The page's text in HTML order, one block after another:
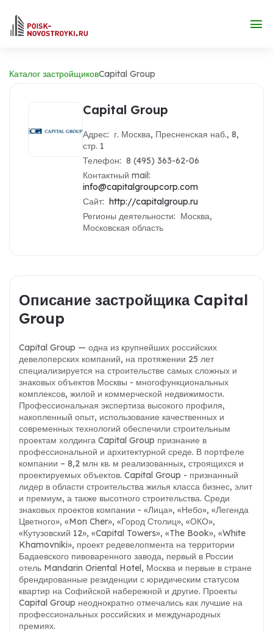
Каталог застройщиковCapital Group
Capital Group
Адрес: г. Москва, Пресненская наб., 8,
стр. 1
Телефон: 8 (495) 363-62-06
Контактный mail:
info@capitalgroupcorp.com
Сайт: http://capitalgroup.ru
Регионы деятельности: Москва,
Московская область
Описание застройщика Capital
Group
Capital Group — одна из крупнейших российских
девелоперских компаний, на протяжении 25 лет
специализируется на строительстве самых сложных и
знаковых объектов Москвы - многофункциональных
комплексов, жилой и коммерческой недвижимости.
Профессиональная экспертиза высокого профиля,
накопленный опыт, использование качественных и
современных технологий обеспечили строительным
проектам холдинга Capital Group признание в
профессиональной и архитектурной среде. В портфеле
компании – 8,2 млн кв. м реализованных, строящихся и
проектируемых объектов. Capital Group - признанный
лидер в области строительства жилья класса бизнес, элит
и премиум, а также высотного строительства. Среди
знаковых проектов компании - «Лица», «Небо», «Легенда
Цветного», «Mon Cher», «Город Столиц», «ОКО»,
«Кутузовский 12», «Capital Towers», «The Book», «White
Khamovniki», проект редевелопмента на территории
Бадаевского пивоваренного завода, первый в России
отель Mandarin Oriental Hotel, Москва и первые в стране
брендированные резиденции с юридическим статусом
квартир на Софийской набережной и другие. Проекты
Capital Group неоднократно отмечались как лучшие на
профессиональных российских и международных
премиях.